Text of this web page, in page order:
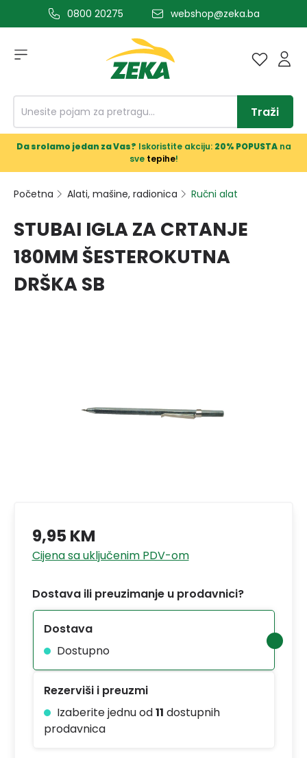
glavni sadržaj0800 20275 webshop@zeka.ba
Traži
Da srolamo jedan za Vas? Iskoristite akciju: 20% POPUSTAna
sve tepihe!
Početna Alati, mašine, radionica Ručni alat
STUBAI IGLA ZA CRTANJE
180MM ŠESTEROKUTNA
DRŠKA SB
9,95 KM
Cijena sa uključenim PDV-om
Dostava ili preuzimanje u prodavnici?
Dostava
Dostupno
Rezerviši i preuzmi
Izaberite jednu od11 dostupnih
prodavnica